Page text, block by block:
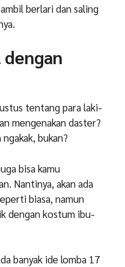
berlari dan saling
tentang para laki-
mengenakan daster?
bukan?
bisa kamu
Nantinya, akan ada
biasa, namun
dengan kostum ibu-
banyak ide lomba 17